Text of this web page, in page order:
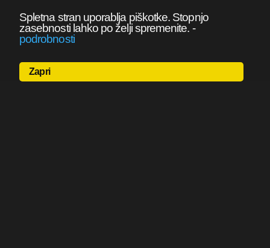
Spletna stran uporablja piškotke. Stopnjo
zasebnosti lahko po želji spremenite. -
podrobnosti
Zapri